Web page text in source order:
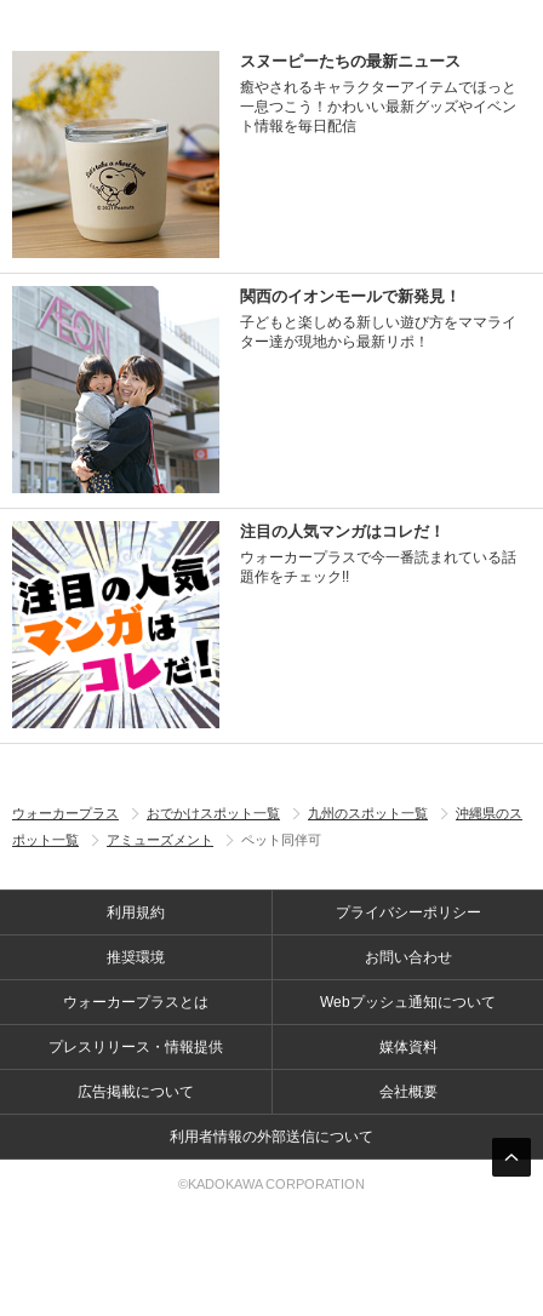
スヌーピーたちの最新ニュース
癒やされるキャラクターアイテムでほっと
一息つこう！かわいい最新グッズやイベン
ト情報を毎日配信
関西のイオンモールで新発見！
子どもと楽しめる新しい遊び方をママライ
ター達が現地から最新リポ！
注目の人気マンガはコレだ！
ウォーカープラスで今一番読まれている話
題作をチェック!!
ウォーカープラス おでかけスポット一覧 九州のスポット一覧
沖縄県のス
ポット一覧
アミューズメント ペット同伴可
利用規約 プライバシーポリシー
推奨環境 お問い合わせ
ウォーカープラスとは Webプッシュ通知について
プレスリリース・情報提供 媒体資料
広告掲載について 会社概要
利用者情報の外部送信について
©KADOKAWA CORPORATION